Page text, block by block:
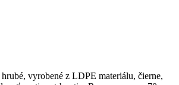
vyrobené z LDPE materiálu, čierne,